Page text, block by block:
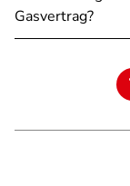
Gasvertrag?